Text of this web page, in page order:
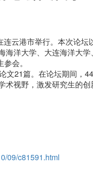
云港市举行。本次论坛
洋大学、大连海洋大
会。
21篇。在论坛期间，
视野，激发研究生的
09/c81591.html